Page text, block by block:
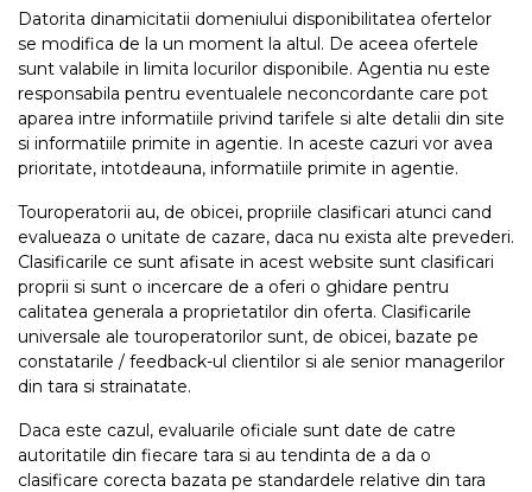
Datorita dinamicitatii domeniului disponibilitatea ofertelor
se modifica de la un moment la altul. De aceea ofertele
sunt valabile in limita locurilor disponibile. Agentia nu este
responsabila pentru eventualele neconcordante care pot
aparea intre informatiile privind tarifele si alte detalii din site
si informatiile primite in agentie. In aceste cazuri vor avea
prioritate, intotdeauna, informatiile primite in agentie.
Touroperatorii au, de obicei, propriile clasificari atunci cand
evalueaza o unitate de cazare, daca nu exista alte prevederi.
Clasificarile ce sunt afisate in acest website sunt clasificari
proprii si sunt o incercare de a oferi o ghidare pentru
calitatea generala a proprietatilor din oferta. Clasificarile
universale ale touroperatorilor sunt, de obicei, bazate pe
constatarile / feedback-ul clientilor si ale senior managerilor
din tara si strainatate.
Daca este cazul, evaluarile oficiale sunt date de catre
autoritatile din fiecare tara si au tendinta de a da o
clasificare corecta bazata pe standardele relative din tara